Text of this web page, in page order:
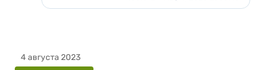
4 августа 2023